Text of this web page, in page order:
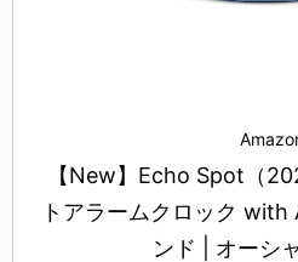
【New】Echo Spot（
トアラームクロック with
ンド | オーシ